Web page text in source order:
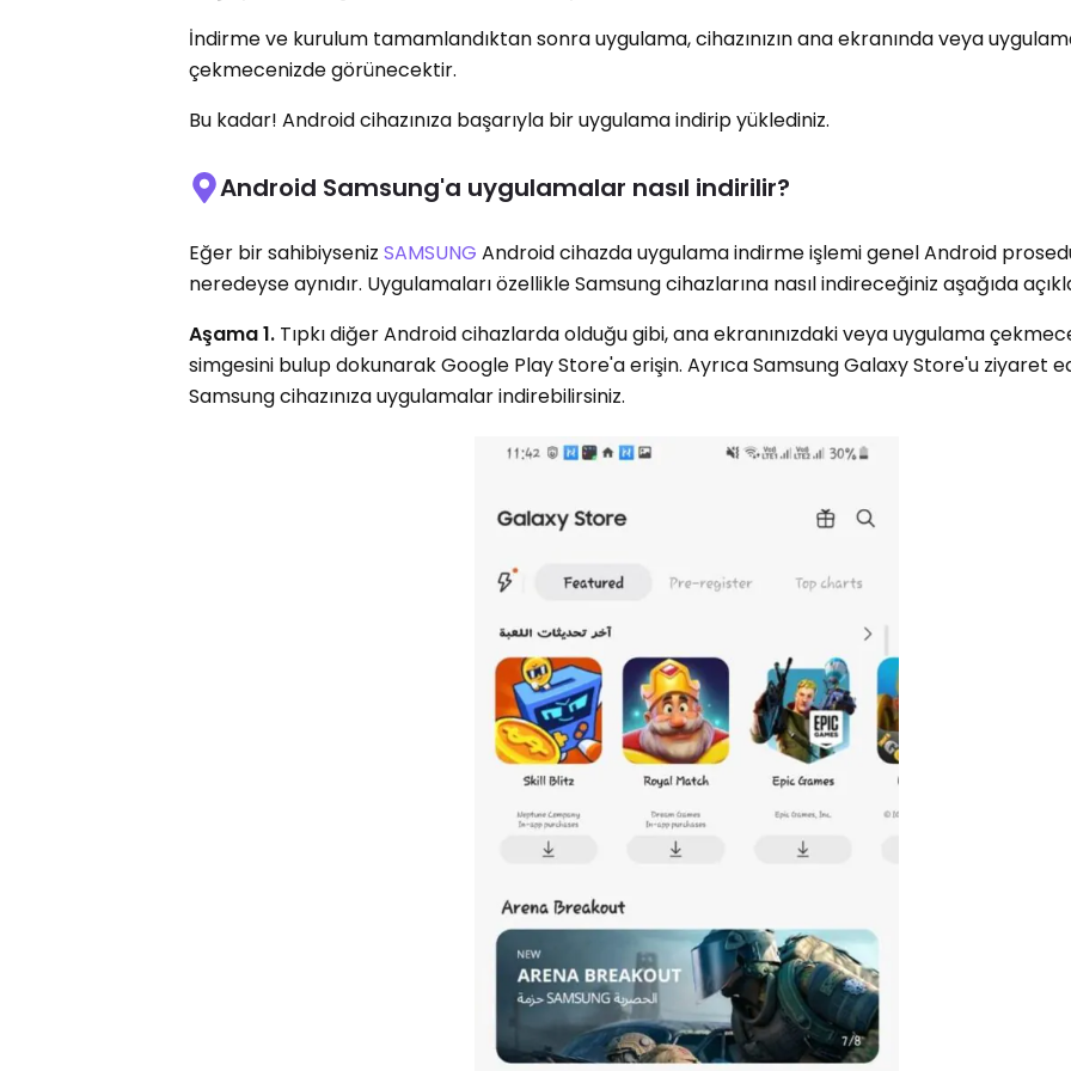
İndirme ve kurulum tamamlandıktan sonra uygulama, cihazınızın ana ekranında veya
çekmecenizde görünecektir.
Bu kadar! Android cihazınıza başarıyla bir uygulama indirip yüklediniz.
Android Samsung'a uygulamalar nasıl indirilir?
Eğer bir sahibiysenizSAMSUNG Android cihazda uygulama indirme işlemi genel Android
neredeyse aynıdır. Uygulamaları özellikle Samsung cihazlarına nasıl indireceğiniz aşağıda
Aşama 1. Tıpkı diğer Android cihazlarda olduğu gibi, ana ekranınızdaki veya uygulama
simgesini bulup dokunarak Google Play Store'a erişin. Ayrıca Samsung Galaxy Store'u ziyaret
Samsung cihazınıza uygulamalar indirebilirsiniz.